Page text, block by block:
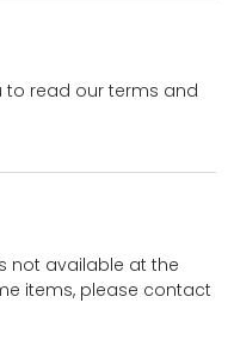
to read our terms and
not available at the
items, please contact